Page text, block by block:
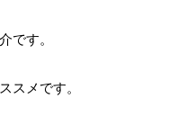
です。
スメです。